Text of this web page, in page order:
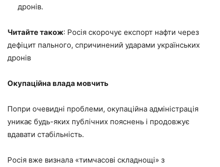
дронів.
Читайте також: Росія скорочує експорт нафти через
дефіцит пального, спричинений ударами українських
дронів
Окупаційна влада мовчить
Попри очевидні проблеми, окупаційна адміністрація
уникає будь-яких публічних пояснень і продовжує
вдавати стабільність.
Росія вже визнала «тимчасові складнощі» з